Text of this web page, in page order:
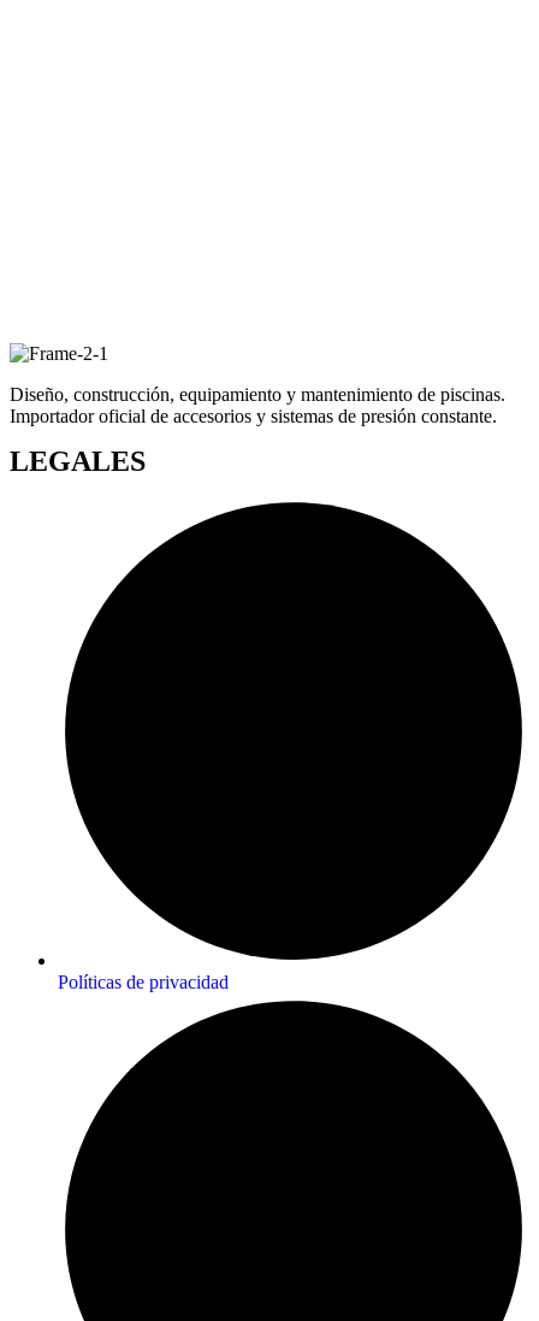
Diseño, construcción, equipamiento y mantenimiento de piscinas.
Importador oficial de accesorios y sistemas de presión constante.
LEGALES
Políticas de privacidad